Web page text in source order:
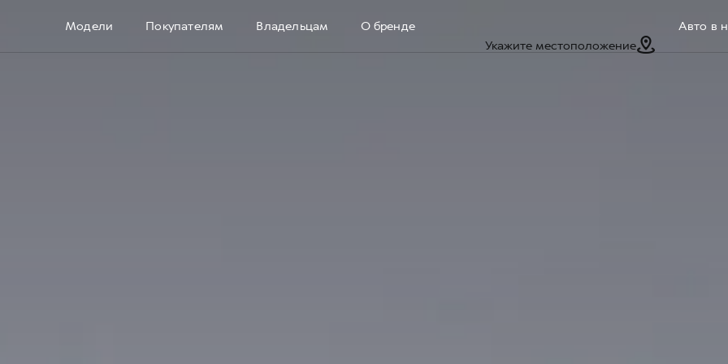
Модели Покупателям Владельцам
О бренде
Укажите местоположение
Авто в